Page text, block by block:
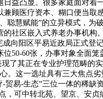
凸显。很多家庭面对着
顾医疗资本、糊口便当
慧赋能”的立异模式，为
社区嵌入式养老办事机
向阳区平易近政局正式
50-60张，办事对象全面
了其正在专业护理范畴
这一选址具有三大焦点
易-生态”三位一体的稀
，可中转北苑、望京、安